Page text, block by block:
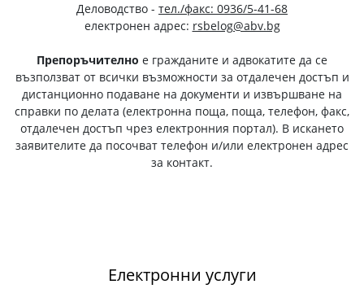
Деловодство - тел./факс: 0936/5-41-68
електронен адрес: rsbelog@abv.bg
Препоръчително е гражданите и адвокатите да се
възползват от всички възможности за отдалечен достъп и
дистанционно подаване на документи и извършване на
справки по делата (електронна поща, поща, телефон, факс,
отдалечен достъп чрез електронния портал). В искането
заявителите да посочват телефон и/или електронен адрес
за контакт.
Електронни услуги